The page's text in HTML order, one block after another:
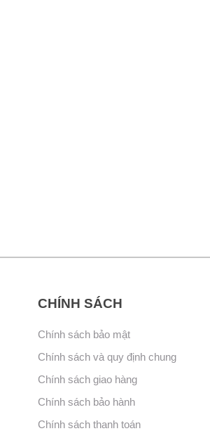
CHÍNH SÁCH
Chính sách bảo mật
Chính sách và quy định chung
Chính sách giao hàng
Chính sách bảo hành
Chính sách thanh toán